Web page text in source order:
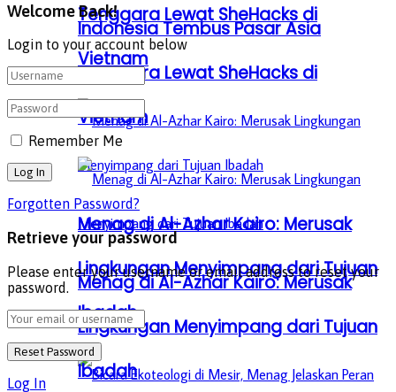
Tenggara Lewat SheHacks di
Vietnam
Menag di Al-Azhar Kairo: Merusak
Lingkungan Menyimpang dari Tujuan
Ibadah
Indonesia Tembus Pasar Asia
Tenggara Lewat SheHacks di
Vietnam
Menag di Al-Azhar Kairo: Merusak
Lingkungan Menyimpang dari Tujuan
Ibadah
Welcome Back!
Login to your account below
Remember Me
Forgotten Password?
Retrieve your password
Please enter your username or email address to reset your
password.
Log In